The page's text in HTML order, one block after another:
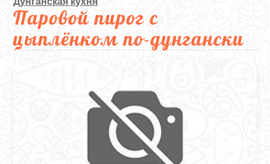
Паровой пирог с
цыплёнком по-дунгански